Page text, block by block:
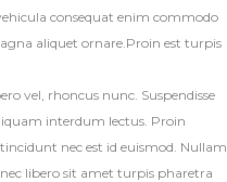
consequat enim commodo
aliquet ornare.Proin est turpis
vel, rhoncus nunc. Suspendisse
interdum lectus. Proin
nec est id euismod. Nullam
nec libero sit amet turpis pharetra